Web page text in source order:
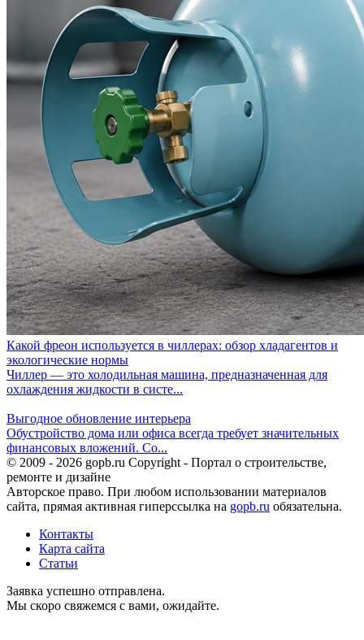
Какой фреон используется в чиллерах: обзор хладагентов и
экологические нормы
Чиллер — это холодильная машина, предназначенная для
охлаждения жидкости в систе...
Выгодное обновление интерьера
Обустройство дома или офиса всегда требует значительных
финансовых вложений. Со...
© 2009 - 2026 gopb.ru Copyright - Портал о строительстве,
ремонте и дизайне
Авторское право. При любом использовании материалов
сайта, прямая активная гиперссылка на gopb.ru обязательна.
Контакты
Карта сайта
Статьи
Заявка успешно отправлена.
Мы скоро свяжемся с вами, ожидайте.